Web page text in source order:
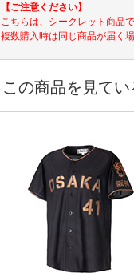
【ご注意ください】
こちらは、シークレット商品
複数購入時は同じ商品が届く
この商品を見て